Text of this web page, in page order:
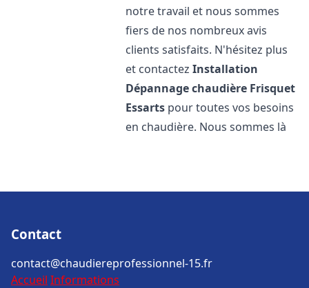
notre travail et nous sommes
fiers de nos nombreux avis
clients satisfaits. N'hésitez plus
et contactezInstallation
Dépannage chaudière Frisquet
Essarts pour toutes vos besoins
en chaudière. Nous sommes là
Contact
contact@chaudiereprofessionnel-15.fr
Accueil Informations